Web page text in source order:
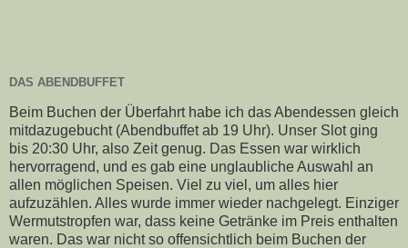
DAS ABENDBUFFET
Beim Buchen der Überfahrt habe ich das Abendessen gleich
mitdazugebucht (Abendbuffet ab 19 Uhr). Unser Slot ging
bis 20:30 Uhr, also Zeit genug. Das Essen war wirklich
hervorragend, und es gab eine unglaubliche Auswahl an
allen möglichen Speisen. Viel zu viel, um alles hier
aufzuzählen. Alles wurde immer wieder nachgelegt. Einziger
Wermutstropfen war, dass keine Getränke im Preis enthalten
waren. Das war nicht so offensichtlich beim Buchen der